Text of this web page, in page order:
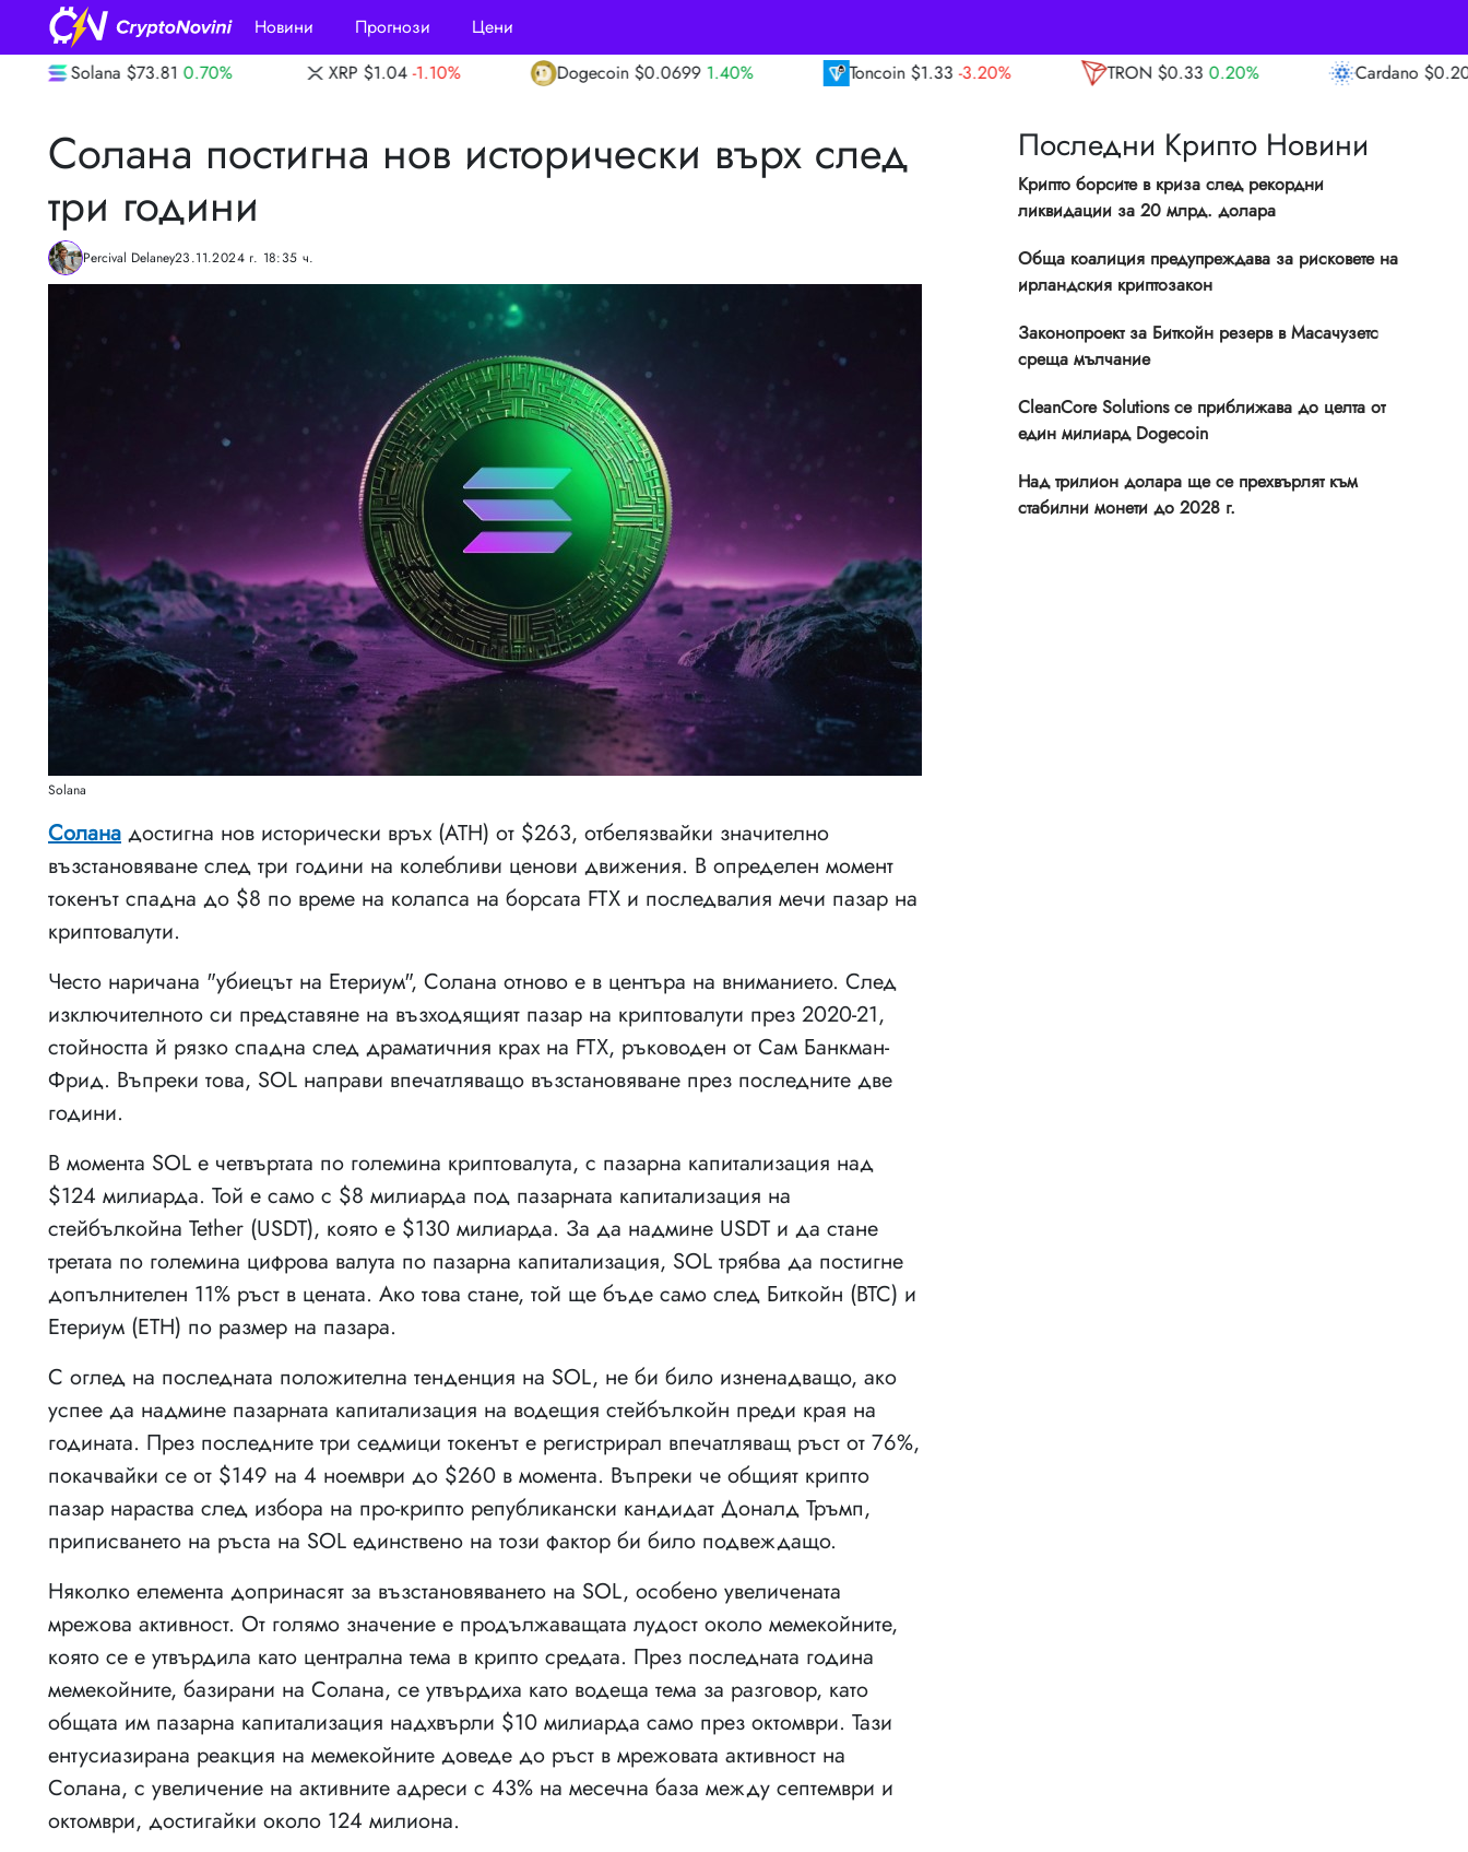
Новини Прогнози
Цени
0.70% XRP $1.04 Dogecoin $0.0699 1.40% Toncoin $1.33 -3.20% TRON $0.33 0.20% Cardano $0.20 4.60%
Солана постигна нов исторически върх след
три години
Percival Delaney23.11.2024 г. 18:35 ч.
Solana
Солана достигна нов исторически връх (ATH) от $263, отбелязвайки значително
възстановяване след три години на колебливи ценови движения. В определен момент
токенът спадна до $8 по време на колапса на борсата FTX и последвалия мечи пазар на
криптовалути.
Често наричана "убиецът на Етериум", Солана отново е в центъра на вниманието. След
изключителното си представяне на възходящият пазар на криптовалути през 2020-21,
стойността й рязко спадна след драматичния крах на FTX, ръководен от Сам Банкман-
Фрид. Въпреки това, SOL направи впечатляващо възстановяване през последните две
години.
В момента SOL е четвъртата по големина криптовалута, с пазарна капитализация над
$124 милиарда. Той е само с $8 милиарда под пазарната капитализация на
стейбълкойна Tether (USDT), която е $130 милиарда. За да надмине USDT и да стане
третата по големина цифрова валута по пазарна капитализация, SOL трябва да постигне
допълнителен 11% ръст в цената. Ако това стане, той ще бъде само след Биткойн (BTC) и
Етериум (ETH) по размер на пазара.
С оглед на последната положителна тенденция на SOL, не би било изненадващо, ако
успее да надмине пазарната капитализация на водещия стейбълкойн преди края на
годината. През последните три седмици токенът е регистрирал впечатляващ ръст от 76%,
покачвайки се от $149 на 4 ноември до $260 в момента. Въпреки че общият крипто
пазар нараства след избора на про-крипто републикански кандидат Доналд Тръмп,
приписването на ръста на SOL единствено на този фактор би било подвеждащо.
Няколко елемента допринасят за възстановяването на SOL, особено увеличената
мрежова активност. От голямо значение е продължаващата лудост около мемекойните,
която се е утвърдила като централна тема в крипто средата. През последната година
мемекойните, базирани на Солана, се утвърдиха като водеща тема за разговор, като
общата им пазарна капитализация надхвърли $10 милиарда само през октомври. Тази
ентусиазирана реакция на мемекойните доведе до ръст в мрежовата активност на
Солана, с увеличение на активните адреси с 43% на месечна база между септември и
октомври, достигайки около 124 милиона.
Последни Крипто Новини
Крипто борсите в криза след рекордни
ликвидации за 20 млрд. долара
Обща коалиция предупреждава за рисковете на
ирландския криптозакон
Законопроект за Биткойн резерв в Масачузетс
среща мълчание
CleanCore Solutions се приближава до целта от
един милиард Dogecoin
Над трилион долара ще се прехвърлят към
стабилни монети до 2028 г.